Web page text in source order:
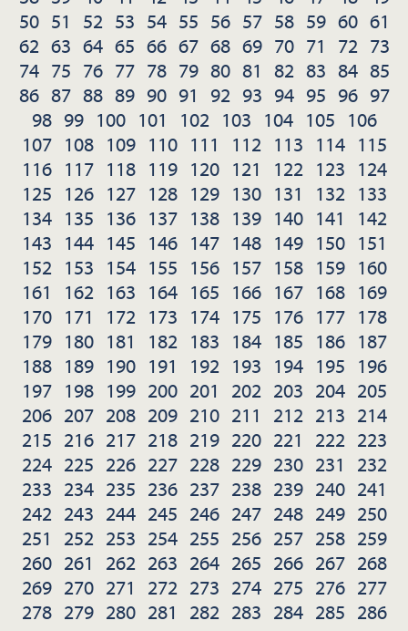
50 51 52 53 54 55 56 57 58 59 60 61
62 63 64 65 66 67 68 69 70 71 72 73
74 75 76 77 78 79 80 81 82 83 84 85
86 87 88 89 90 91 92 93 94 95 96 97
98 99 100 101 102 103 104 105 106
107 108 109 110 111 112 113 114 115
116 117 118 119 120 121 122 123 124
125 126 127 128 129 130 131 132 133
134 135 136 137 138 139 140 141
142
143 144 145 146 147 148 149 150 151
152 153 154 155 156 157 158 159 160
161
162 163 164 165 166 167 168 169
170 171 172 173 174 175 176 177 178
179 180 181 182 183 184 185 186 187
188 189 190 191 192 193 194 195 196
197 198 199 200 201 202 203 204 205
206 207 208 209 210 211 212 213 214
215 216 217 218 219 220 221 222 223
224 225 226 227 228 229 230 231
232
233 234 235 236 237 238 239 240 241
242 243 244 245 246 247 248 249 250
251
252 253 254 255 256 257 258 259
260 261 262 263 264 265 266 267 268
269 270 271 272 273 274 275 276 277
278 279 280 281 282 283 284 285 286